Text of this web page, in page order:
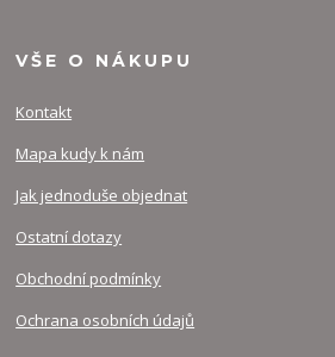
VŠE O NÁKUPU
Kontakt
Mapa kudy k nám
Jak jednoduše objednat
Ostatní dotazy
Obchodní podmínky
Ochrana osobních údajů